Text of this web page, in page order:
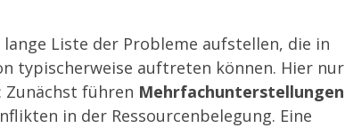
Liste der Probleme aufstellen, die in
typischerweise auftreten können. Hier nur
führen Mehrfachunterstellungen
in der Ressourcenbelegung. Eine